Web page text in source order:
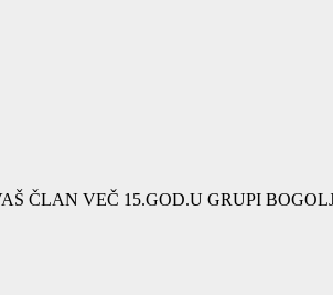
ČLAN VEČ 15.GOD.U GRUPI